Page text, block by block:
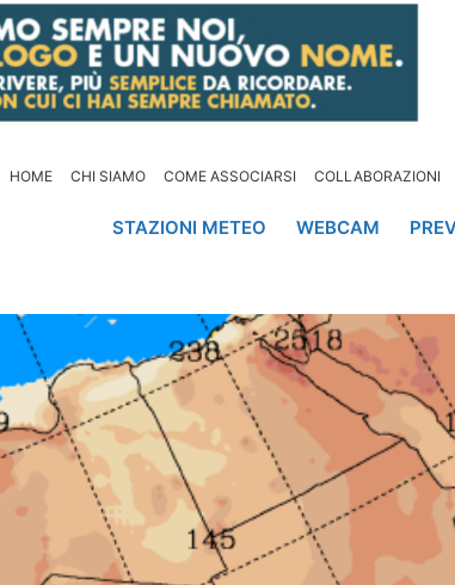
HOME CHI SIAMO COME ASSOCIARSI COLLABORAZIONI
STAZIONI METEO WEBCAM